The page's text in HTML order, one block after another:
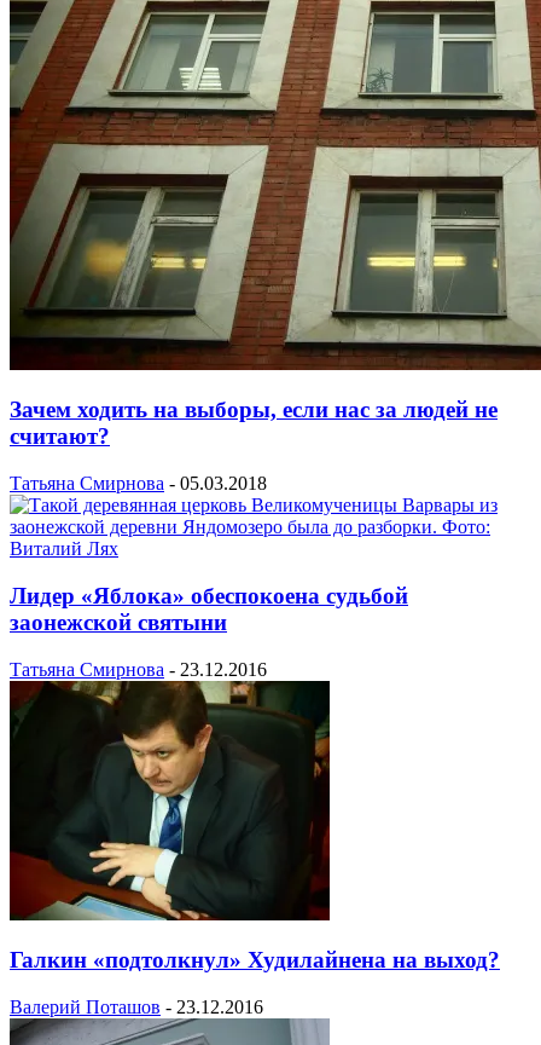
Зачем ходить на выборы, если нас за людей не
считают?
Татьяна Смирнова - 05.03.2018
Лидер «Яблока» обеспокоена судьбой
заонежской святыни
Татьяна Смирнова - 23.12.2016
Галкин «подтолкнул» Худилайнена на выход?
Валерий Поташов - 23.12.2016